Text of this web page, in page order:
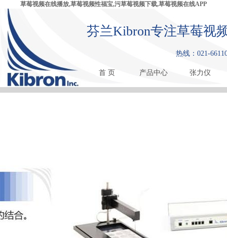
草莓视频在线播放,草莓视频性福宝,污草莓视频下载,草莓视频在线APP
芬兰Kibron专注草莓视
热线：021-
首 页 产品中心 张力仪